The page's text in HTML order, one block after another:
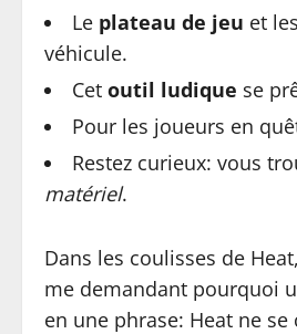
Le plateau de jeu et
véhicule.
Cet outil ludique se
Pour les joueurs en
Restez curieux: vous
matériel.
Dans les coulisses de
me demandant pourquoi
en une phrase: Heat ne